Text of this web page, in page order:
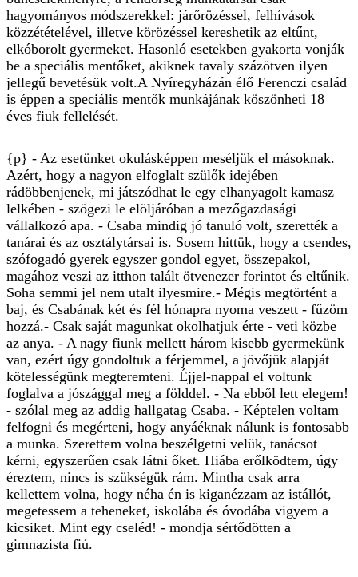
hagyományos módszerekkel: járőrözéssel, felhívások
közzétételével, illetve körözéssel kereshetik az eltűnt,
elkóborolt gyermeket. Hasonló esetekben gyakorta vonják
be a speciális mentőket, akiknek tavaly százötven ilyen
jellegű bevetésük volt.A Nyíregyházán élő Ferenczi család
is éppen a speciális mentők munkájának köszönheti 18
éves fiuk fellelését.
{p} - Az esetünket okulásképpen meséljük el másoknak.
Azért, hogy a nagyon elfoglalt szülők idejében
rádöbbenjenek, mi játszódhat le egy elhanyagolt kamasz
lelkében - szögezi le elöljáróban a mezőgazdasági
vállalkozó apa. - Csaba mindig jó tanuló volt, szerették a
tanárai és az osztálytársai is. Sosem hittük, hogy a csendes,
szófogadó gyerek egyszer gondol egyet, összepakol,
magához veszi az itthon talált ötvenezer forintot és eltűnik.
Soha semmi jel nem utalt ilyesmire.- Mégis megtörtént a
baj, és Csabának két és fél hónapra nyoma veszett - fűzöm
hozzá.- Csak saját magunkat okolhatjuk érte - veti közbe
az anya. - A nagy fiunk mellett három kisebb gyermekünk
van, ezért úgy gondoltuk a férjemmel, a jövőjük alapját
kötelességünk megteremteni. Éjjel-nappal el voltunk
foglalva a jószággal meg a földdel. - Na ebből lett elegem!
- szólal meg az addig hallgatag Csaba. - Képtelen voltam
felfogni és megérteni, hogy anyáéknak nálunk is fontosabb
a munka. Szerettem volna beszélgetni velük, tanácsot
kérni, egyszerűen csak látni őket. Hiába erőlködtem, úgy
éreztem, nincs is szükségük rám. Mintha csak arra
kellettem volna, hogy néha én is kiganézzam az istállót,
megetessem a teheneket, iskolába és óvodába vigyem a
kicsiket. Mint egy cseléd! - mondja sértődötten a
gimnazista fiú.